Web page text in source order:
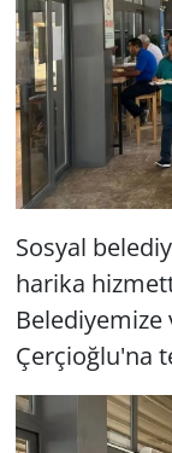
Sosyal
harika
Belediyemize
Çerçioğlu'na